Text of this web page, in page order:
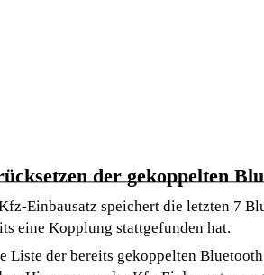
der gekoppelten
Einbausatz speichert die letzten 7
eine Kopplung stattgefunden hat.
Liste der bereits gekoppelten